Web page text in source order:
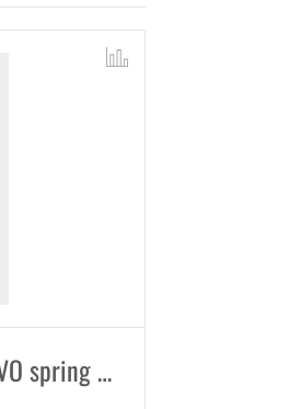
Rękawiczki rowerowe ASSOS EVO spring fall Gloves Black Series